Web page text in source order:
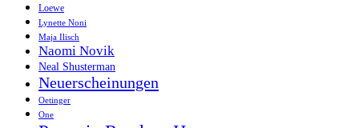
Loewe
Lynette Noni
Maja Ilisch
Naomi Novik
Neal Shusterman
Neuerscheinungen
Oetinger
One